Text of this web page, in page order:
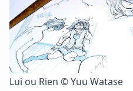
Lui ou Rien © Yuu Watase